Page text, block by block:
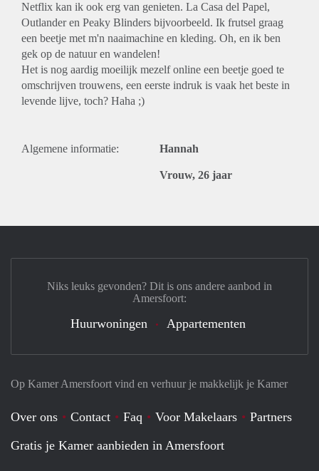
Netflix kan ik ook erg van genieten. La Casa del Papel,
Outlander en Peaky Blinders bijvoorbeeld. Ik frutsel graag
een beetje met m'n naaimachine en kleding. Oh, en ik ben
gek op de natuur en wandelen!
Het is nog aardig moeilijk mezelf online een beetje goed te
omschrijven trouwens, een eerste indruk is vaak het beste in
levende lijve, toch? Haha ;)
Algemene informatie: Hannah
Vrouw, 26 jaar
Op Kamer Amersfoort vind en verhuur je makkelijk je Kamer
Over ons Contact Faq Voor Makelaars
Partners
Gratis je Kamer aanbieden in Amersfoort
Niks leuks gevonden? Dit is ons andere aanbod in
Amersfoort:
Huurwoningen Appartementen